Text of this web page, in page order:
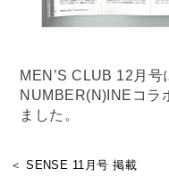
MEN’S CLUB 12月
NUMBER(N)INEコラ
ました。
＜ SENSE 11月号 掲載